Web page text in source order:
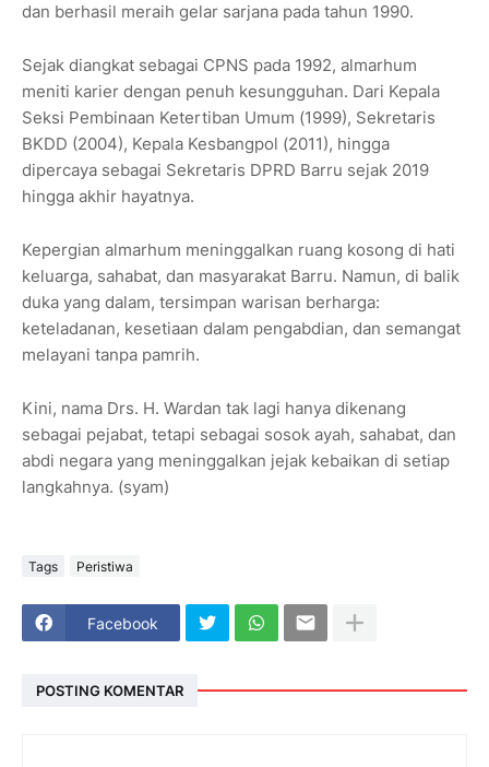
dan berhasil meraih gelar sarjana pada tahun 1990.
Sejak diangkat sebagai CPNS pada 1992, almarhum
meniti karier dengan penuh kesungguhan. Dari Kepala
Seksi Pembinaan Ketertiban Umum (1999), Sekretaris
BKDD (2004), Kepala Kesbangpol (2011), hingga
dipercaya sebagai Sekretaris DPRD Barru sejak 2019
hingga akhir hayatnya.
Kepergian almarhum meninggalkan ruang kosong di hati
keluarga, sahabat, dan masyarakat Barru. Namun, di balik
duka yang dalam, tersimpan warisan berharga:
keteladanan, kesetiaan dalam pengabdian, dan semangat
melayani tanpa pamrih.
Kini, nama Drs. H. Wardan tak lagi hanya dikenang
sebagai pejabat, tetapi sebagai sosok ayah, sahabat, dan
abdi negara yang meninggalkan jejak kebaikan di setiap
langkahnya. (syam)
Tags Peristiwa
Facebook
POSTING KOMENTAR